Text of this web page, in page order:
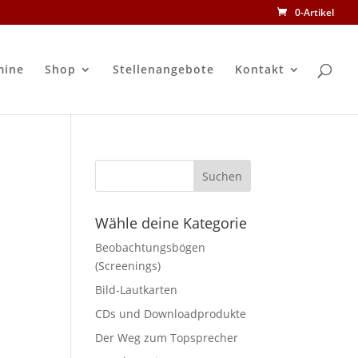
0-Artikel
Shop Stellenangebote Kontakt
Wähle deine Kategorie
Beobachtungsbögen
(Screenings)
Bild-Lautkarten
CDs und Downloadprodukte
Der Weg zum Topsprecher